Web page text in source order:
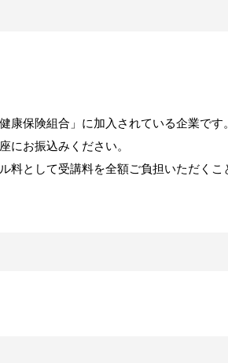
保険組合」に加入されている企業です。
にお振込みください。
として受講料を全額ご負担いただくこ